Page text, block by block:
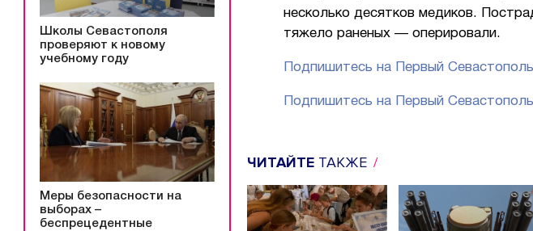
Школы Севастополя
проверяют к новому
учебному году
Меры безопасности на
выборах –
беспрецедентные
несколько десятков медиков.
тяжело раненых — оперировали.
Подпишитесь на Первый
Подпишитесь на Первый
ЧИТАЙТЕ ТАКЖЕ